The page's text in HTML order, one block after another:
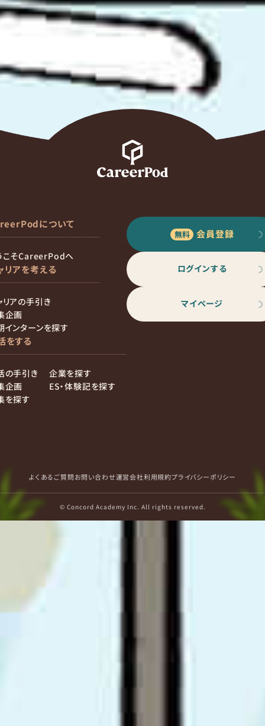
について
こそCareerPodへ
リアを考える
リアの手引き
企画
インターンを探す
をする
の手引き
企画
を探す
企業を探す
ES・体験記を探す
会員登録
ログインする
マイページ
よくあるご質問お問い合わせ運営会社利用規約プライバシーポリシー
© Concord Academy Inc. All rights reserved.